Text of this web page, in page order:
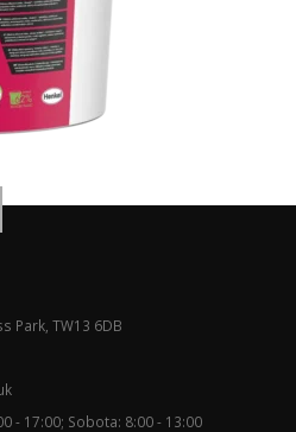
Park, TW13 6DB
- 17:00; Sobota: 8:00 - 13:00